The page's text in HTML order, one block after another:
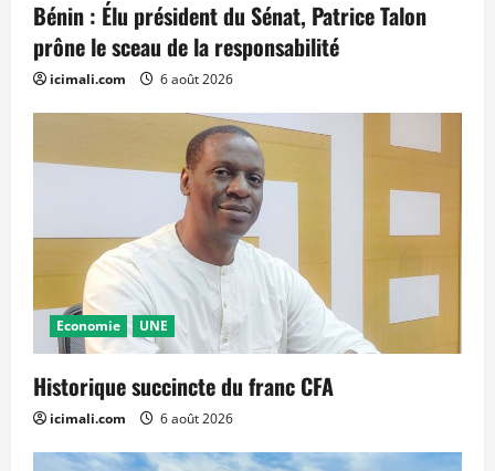
Bénin : Élu président du Sénat, Patrice Talon
prône le sceau de la responsabilité
icimali.com 6 août 2026
Economie UNE
Historique succincte du franc CFA
icimali.com 6 août 2026